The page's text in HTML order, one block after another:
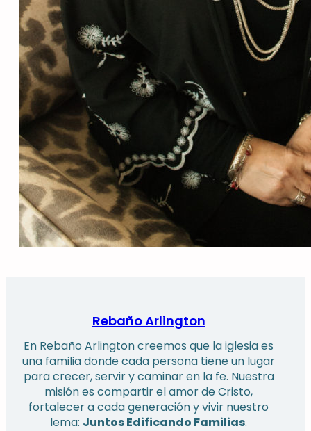
Rebaño Arlington
En Rebaño Arlington creemos que la iglesia es
una familia donde cada persona tiene un lugar
para crecer, servir y caminar en la fe. Nuestra
misión es compartir el amor de Cristo,
fortalecer a cada generación y vivir nuestro
lema: Juntos Edificando Familias.